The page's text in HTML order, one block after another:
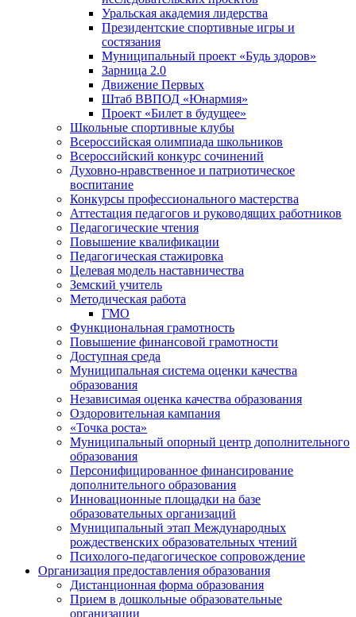
Уральская академия лидерства
Президентские спортивные игры и
состязания
Муниципальный проект «Будь здоров»
Зарница 2.0
Движение Первых
Штаб ВВПОД «Юнармия»
Проект «Билет в будущее»
Школьные спортивные клубы
Всероссийская олимпиада школьников
Всероссийский конкурс сочинений
Духовно-нравственное и патриотическое
воспитание
Конкурсы профессионального мастерства
Аттестация педагогов и руководящих работников
Педагогические чтения
Повышение квалификации
Педагогическая стажировка
Целевая модель наставничества
Земский учитель
Методическая работа
ГМО
Функциональная грамотность
Повышение финансовой грамотности
Доступная среда
Муниципальная система оценки качества
образования
Независимая оценка качества образования
Оздоровительная кампания
«Точка роста»
Муниципальный опорный центр дополнительного
образования
Персонифицированное финансирование
дополнительного образования
Инновационные площадки на базе
образовательных организаций
Муниципальный этап Международных
рождественских образовательных чтений
Психолого-педагогическое сопровождение
Организация предоставления образования
Дистанционная форма образования
Прием в дошкольные образовательные
организации